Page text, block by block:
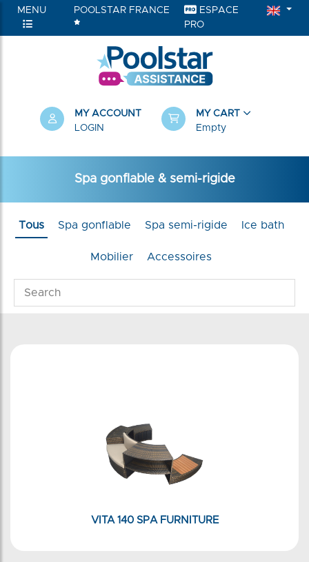
MENU POOLSTAR FRANCE
ESPACE
PRO
MY ACCOUNT
LOGIN
MY CART
Empty
Spa gonflable & semi-rigide
Tous Spa gonflable Spa semi-rigide Ice bath
Mobilier Accessoires
VITA 140 SPA FURNITURE